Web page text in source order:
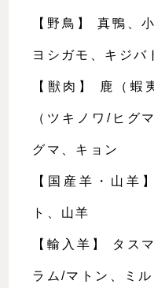
【野鳥】 真鴨、
ヨシガモ、キジバ
【獣肉】 鹿（蝦
（ツキノワ/ヒグ
グマ、キョン
【国産羊・山羊
ト、山羊
【輸入羊】 タス
ラム/マトン、ミ